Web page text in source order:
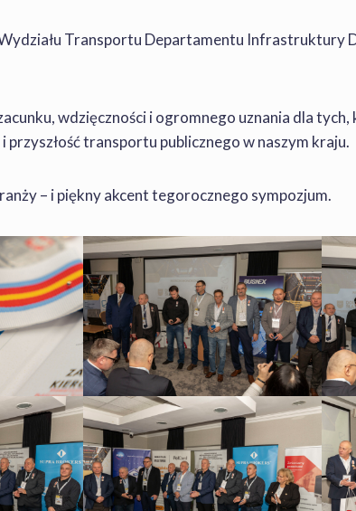
Transportu Departamentu Infrastruktury
wdzięczności i ogromnego uznania dla
przyszłość transportu publicznego w naszym kraju.
– i piękny akcent tegorocznego sympozjum.